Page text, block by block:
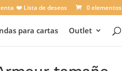
❤️ Lista de deseos 0 elementos
para cartas Outlet